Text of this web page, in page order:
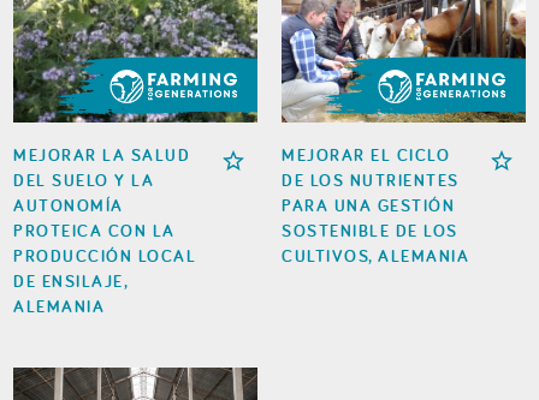
MEJORAR LA SALUD
DEL SUELO Y LA
AUTONOMÍA
PROTEICA CON LA
PRODUCCIÓN LOCAL
DE ENSILAJE,
ALEMANIA
MEJORAR EL CICLO
DE LOS NUTRIENTES
PARA UNA GESTIÓN
SOSTENIBLE DE LOS
CULTIVOS, ALEMANIA